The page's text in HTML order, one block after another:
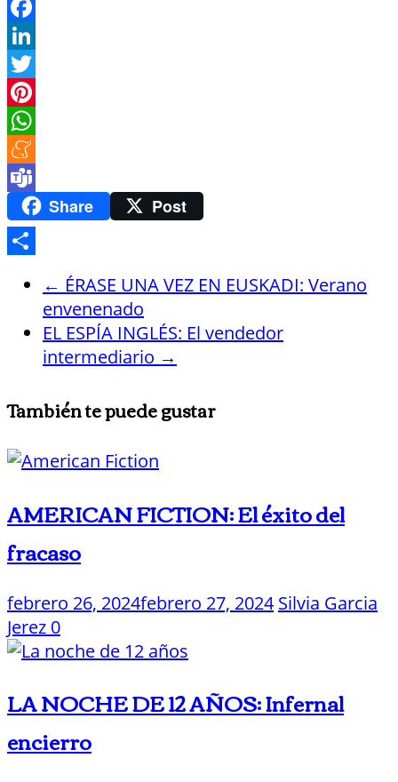
Facebook
LinkedIn
Twitter
Pinterest
WhatsApp
Meneame
TeamsShare Post
← ÉRASE UNA VEZ EN EUSKADI: Verano
envenenado
EL ESPÍA INGLÉS: El vendedor
intermediario →
También te puede gustar
AMERICAN FICTION: El éxito del
fracaso
febrero 26, 2024febrero 27, 2024 Silvia Garcia
Jerez 0
LA NOCHE DE 12 AÑOS: Infernal
encierro